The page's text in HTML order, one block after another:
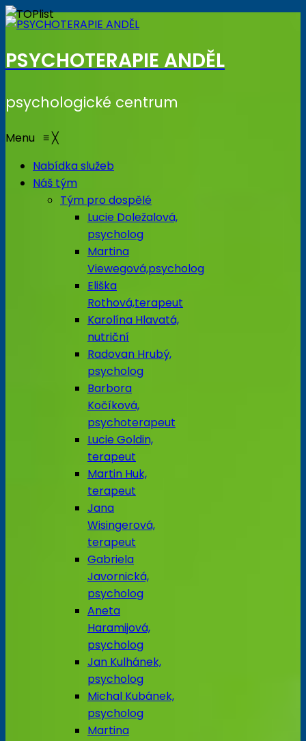
PSYCHOTERAPIE ANDĚL
psychologické centrum
Menu ≡╳
Nabídka služeb
Náš tým
Tým pro dospělé
Lucie Doležalová,
psycholog
Martina
Viewegová,psycholog
Eliška
Rothová,terapeut
Karolína Hlavatá,
nutriční
Radovan Hrubý,
psycholog
Barbora
Kočíková,
psychoterapeut
Lucie Goldin,
terapeut
Martin Huk,
terapeut
Jana
Wisingerová,
terapeut
Gabriela
Javornická,
psycholog
Aneta
Haramijová,
psycholog
Jan Kulhánek,
psycholog
Michal Kubánek,
psycholog
Martina